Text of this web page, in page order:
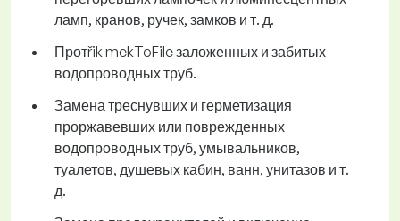
ламп, кранов, ручек, замков и т. д.
Протřik mekToFile заложенных и забитых
водопроводных труб.
Замена треснувших и герметизация
проржавевших или поврежденных
водопроводных труб, умывальников,
туалетов, душевых кабин, ванн, унитазов и т.
д.